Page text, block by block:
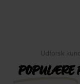
Udforsk
POPULÆRE